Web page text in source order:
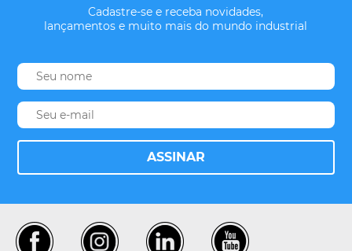
Cadastre-se e receba novidades,
lançamentos e muito mais do mundo industrial
ASSINAR